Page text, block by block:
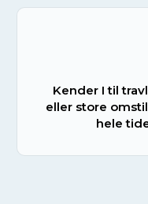
Kender I til
eller store
hele